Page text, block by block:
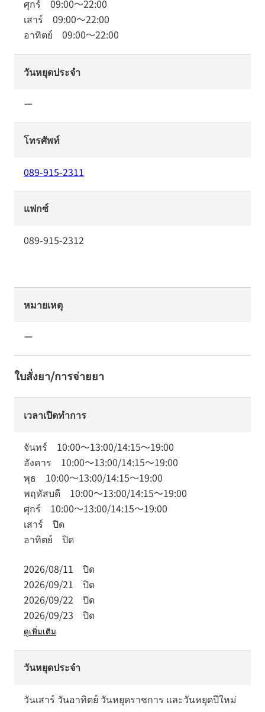
ศุกร์ 09:00～22:00
เสาร์ 09:00～22:00
อาทิตย์ 09:00～22:00
วันหยุดประจำ
ー
โทรศัพท์
089-915-2311
แฟกซ์
089-915-2312
หมายเหตุ
ー
ใบสั่งยา/การจ่ายยา
เวลาเปิดทำการ
จันทร์ 10:00～13:00/14:15～19:00
อังคาร 10:00～13:00/14:15～19:00
พุธ 10:00～13:00/14:15～19:00
พฤหัสบดี 10:00～13:00/14:15～19:00
ศุกร์ 10:00～13:00/14:15～19:00
เสาร์ ปิด
อาทิตย์ ปิด
2026/08/11 ปิด
2026/09/21 ปิด
2026/09/22 ปิด
2026/09/23 ปิด
ดูเพิ่มเติม
วันหยุดประจำ
วันเสาร์ วันอาทิตย์ วันหยุดราชการ และวันหยุดปีใหม่